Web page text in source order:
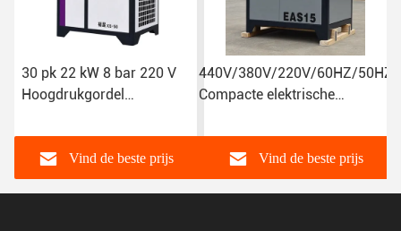
440V/380V/220V/60HZ/50HZ
Compacte elektrische
met smeerstijl
Vind de beste prijs
10HP JAGUAR
Permanente magneet
Draagbaar en 1,1m3/min
Luchtcapaciteit
Vind de beste prijs